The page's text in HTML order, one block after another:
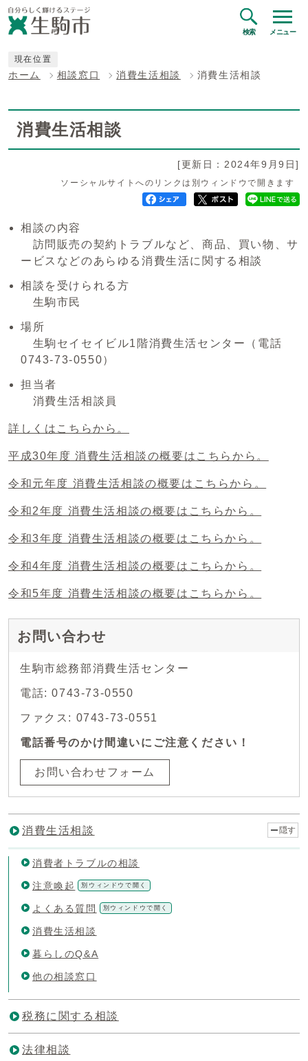
検索 メニュー
現在位置
ホーム 相談窓口 消費生活相談 消費生活相談
消費生活相談
[更新日：2024年9月9日]
ソーシャルサイトへのリンクは別ウィンドウで開きます
相談の内容
訪問販売の契約トラブルなど、商品、買い物、サ
ービスなどのあらゆる消費生活に関する相談
相談を受けられる方
生駒市民
場所
生駒セイセイビル1階消費生活センター（電話
0743-73-0550）
担当者
消費生活相談員
詳しくはこちらから。
平成30年度 消費生活相談の概要はこちらから。
令和元年度 消費生活相談の概要はこちらから。
令和2年度 消費生活相談の概要はこちらから。
令和3年度 消費生活相談の概要はこちらから。
令和4年度 消費生活相談の概要はこちらから。
令和5年度 消費生活相談の概要はこちらから。
お問い合わせ
生駒市総務部消費生活センター
電話: 0743-73-0550
ファクス: 0743-73-0551
電話番号のかけ間違いにご注意ください！
お問い合わせフォーム
消費生活相談 隠す
消費者トラブルの相談
注意喚起 別ウィンドウで開く
よくある質問 別ウィンドウで開く
消費生活相談
暮らしのQ&A
他の相談窓口
税務に関する相談
法律相談